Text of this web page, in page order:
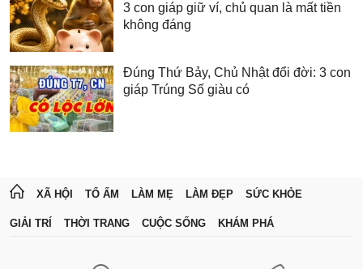
3 con giáp giữ ví, chủ quan là mất tiền
không đáng
Đúng Thứ Bảy, Chủ Nhật đổi đời: 3 con
giáp Trúng Số giàu có
XÃ HỘI TỔ ẤM LÀM MẸ LÀM ĐẸP SỨC KHỎE
GIẢI TRÍ THỜI TRANG CUỘC SỐNG KHÁM PHÁ